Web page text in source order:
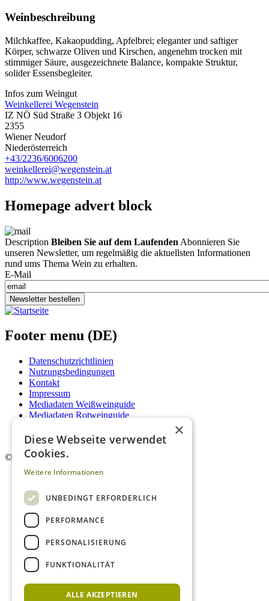
Weinbeschreibung
Milchkaffee, Kakaopudding, Apfelbrei; eleganter und saftiger
Körper, schwarze Oliven und Kirschen, angenehm trocken mit
stimmiger Säure, ausgezeichnete Balance, kompakte Struktur,
solider Essensbegleiter.
Infos zum Weingut
Weinkellerei Wegenstein
IZ NÖ Süd Straße 3 Objekt 16
2355
Wiener Neudorf
Niederösterreich
+43/2236/6006200
weinkellerei@wegenstein.at
http://www.wegenstein.at
Homepage advert block
Description Bleiben Sie auf dem Laufenden Abonnieren Sie
unseren Newsletter, um regelmäßig die aktuellsten Informationen
rund ums Thema Wein zu erhalten.
E-Mail
Newsletter bestellen
Footer menu (DE)
Datenschutzrichtlinien
Nutzungsbedingungen
Kontakt
Impressum
Mediadaten Weißweinguide
Mediadaten Rotweinguide
Newsletter
© 2026. Alle Rechte vorbehalten.
×
Diese Webseite verwendet
Cookies.
Weitere Informationen
UNBEDINGT ERFORDERLICH
PERFORMANCE
PERSONALISIERUNG
FUNKTIONALITÄT
ALLE AKZEPTIEREN